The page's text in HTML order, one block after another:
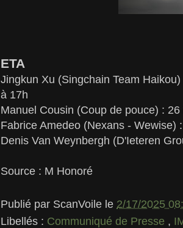
ETA
Jingkun Xu (Singchain Team
à 17h
Manuel Cousin (Coup de pouce) :
Fabrice Amedeo (Nexans - Wewise)
Denis Van Weynbergh (D'Ieteren
Source : M Honoré
Publié par ScanVoile le 2/17/2025
Libellés : Communiqué de Presse ,